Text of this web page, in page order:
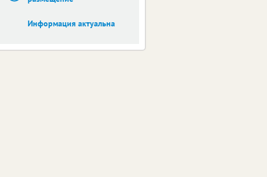
Информация актуальна